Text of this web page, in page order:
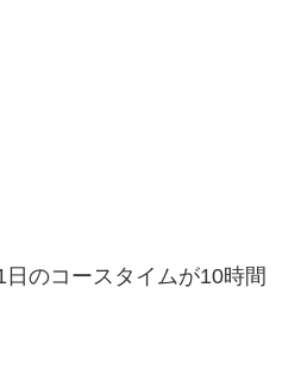
のコースタイムが10時間